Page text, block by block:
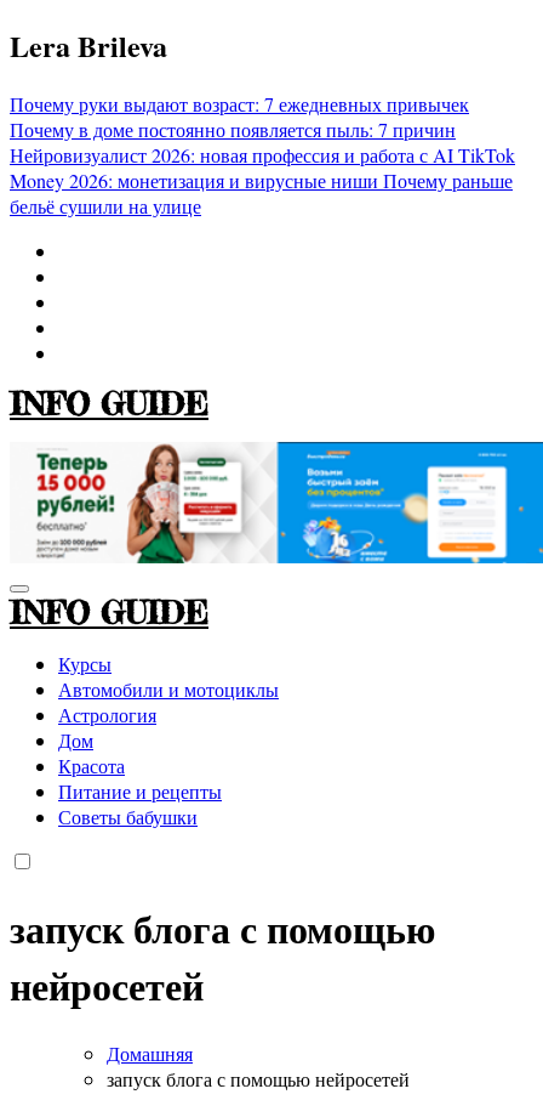
Перейти
к
Lera Brileva
Почему руки выдают возраст: 7 ежедневных привычек
Почему в доме постоянно появляется пыль: 7 причин
Нейровизуалист 2026: новая профессия и работа с AITikTok
Money 2026: монетизация и вирусные ниши Почему раньше
бельё сушили на улице
INFO GUIDE
INFO GUIDE
Курсы
Автомобили и мотоциклы
Астрология
Дом
Красота
Питание и рецепты
Советы бабушки
запуск блога с помощью
нейросетей
Домашняя
запуск блога с помощью нейросетей